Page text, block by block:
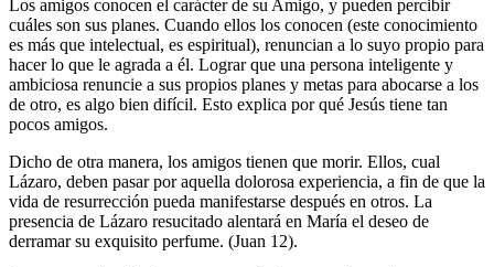
Los amigos conocen el carácter de su Amigo, y pueden percibir
cuáles son sus planes. Cuando ellos los conocen (este conocimiento
es más que intelectual, es espiritual), renuncian a lo suyo propio para
hacer lo que le agrada a él. Lograr que una persona inteligente y
ambiciosa renuncie a sus propios planes y metas para abocarse a los
de otro, es algo bien difícil. Esto explica por qué Jesús tiene tan
pocos amigos.
Dicho de otra manera, los amigos tienen que morir. Ellos, cual
Lázaro, deben pasar por aquella dolorosa experiencia, a fin de que la
vida de resurrección pueda manifestarse después en otros. La
presencia de Lázaro resucitado alentará en María el deseo de
derramar su exquisito perfume. (Juan 12).